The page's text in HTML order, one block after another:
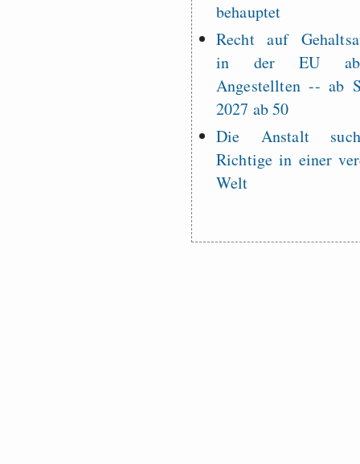
behauptet
Recht auf
in der EU
Angestellten -- ab
2027 ab 50
Die Anstalt
Richtige in einer
Welt